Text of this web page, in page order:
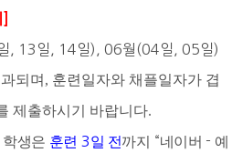
]
, 13일, 14일), 06월(04일, 05일)
되며 , 훈련일자와 채플일자가 겹
제출하시기 바랍니다.
생은 훈련 3일 전까지 “네이버 - 예